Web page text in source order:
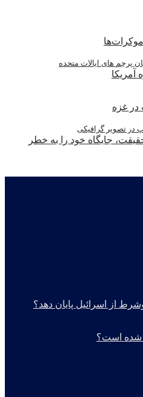
آمریکا
غزه
جایگاه خود را به خطر
از اسرائیل پایان دهد؟
شده است؟